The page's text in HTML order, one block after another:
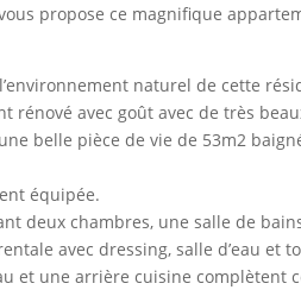
propose ce magnifique
naturel de cette
rénové avec goût avec de très
belle pièce de vie de 53m2
équipée.
deux chambres, une salle de
avec dressing, salle d’eau et
et une arrière cuisine complètent